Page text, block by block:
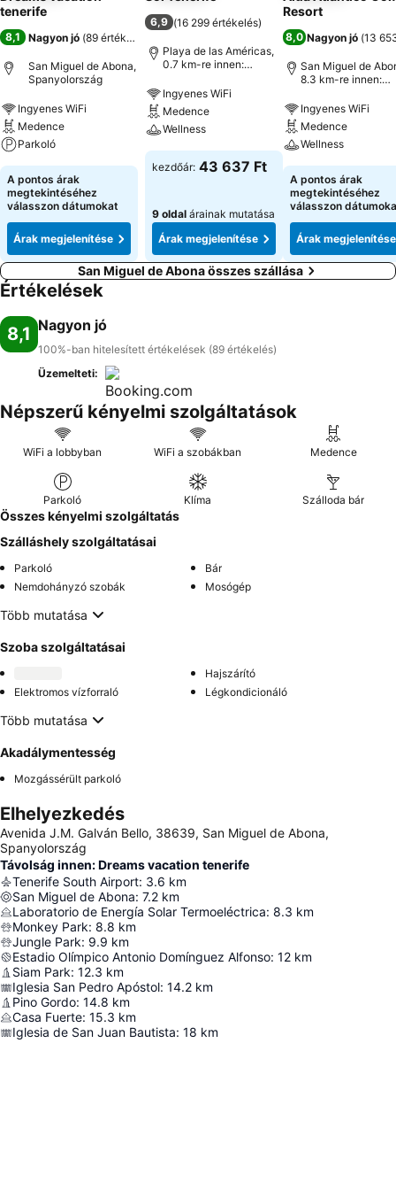
tenerife
8,1 Nagyon jó (89 értékelés
San Miguel de Abona,
Spanyolország
Ingyenes WiFi
Medence
Parkoló
A pontos árak
megtekintéséhez
válasszon dátumokat
Árak megjelenítése
6,9 (16 299 értékelés)
Playa de las Américas,
0.7 km-re innen:
Ingyenes WiFi
Medence
Wellness
kezdőár: 43 637 Ft
9 oldal árainak mutatása
Árak megjelenítése
Resort
8,0 Nagyon jó (13
San Miguel de
8.3 km-re innen:
Ingyenes WiFi
Medence
Wellness
A pontos árak
megtekintéséhez
válasszon
Árak megjelenítése
San Miguel de Abona összes szállása
Értékelések
8,1 Nagyon jó
100%-ban hitelesített értékelések (89 értékelés)
Üzemelteti:
Népszerű kényelmi szolgáltatások
WiFi a lobbyban WiFi a szobákban Medence
Parkoló Klíma Szálloda bár
Összes kényelmi szolgáltatás
Szálláshely szolgáltatásai
Parkoló
Bár
Nemdohányzó szobák
Mosógép
Több mutatása
Szoba szolgáltatásai
Hajszárító
Elektromos vízforraló
Légkondicionáló
Több mutatása
Akadálymentesség
Mozgássérült parkoló
Elhelyezkedés
Avenida J.M. Galván Bello, 38639, San Miguel de Abona,
Spanyolország
Távolság innen: Dreams vacation tenerife
Tenerife South Airport: 3.6 km
San Miguel de Abona: 7.2 km
Laboratorio de Energía Solar Termoeléctrica: 8.3 km
Monkey Park: 8.8 km
Jungle Park: 9.9 km
Estadio Olímpico Antonio Domínguez Alfonso: 12 km
Siam Park: 12.3 km
Iglesia San Pedro Apóstol: 14.2 km
Pino Gordo: 14.8 km
Casa Fuerte: 15.3 km
Iglesia de San Juan Bautista: 18 km